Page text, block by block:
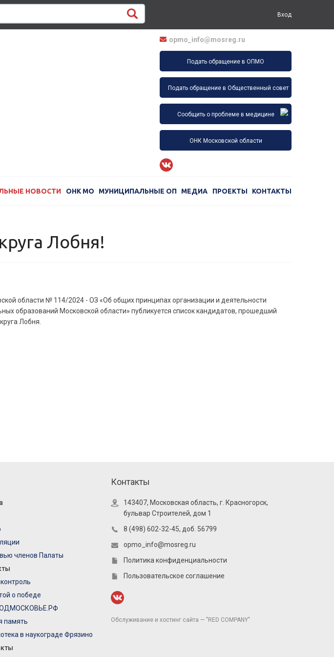
Вход
opmo_info@mosreg.ru
Подать обращение в ОПМО
Подать обращение в Общественный совет
Сообщить о проблеме в медицине
ОНК Московской области
НОВОСТИ ОНК МО МУНИЦИПАЛЬНЫЕ ОП МЕДИА ПРОЕКТЫ КОНТАКТЫ
Лобня!
области № 114/2024 - ОЗ «Об общих принципах организации и деятельности
образований Московской области» публикуется список кандидатов, прошедший
Лобня.
членов Палаты
о победе
память
в наукограде Фрязино
Контакты
143407, Московская область, г. Красногорск,
бульвар Строителей, дом 1
8 (498) 602-32-45, доб. 56799
opmo_info@mosreg.ru
Политика конфиденциальности
Пользовательское соглашение
Обслуживание и хостинг сайта — "RED COMPANY"